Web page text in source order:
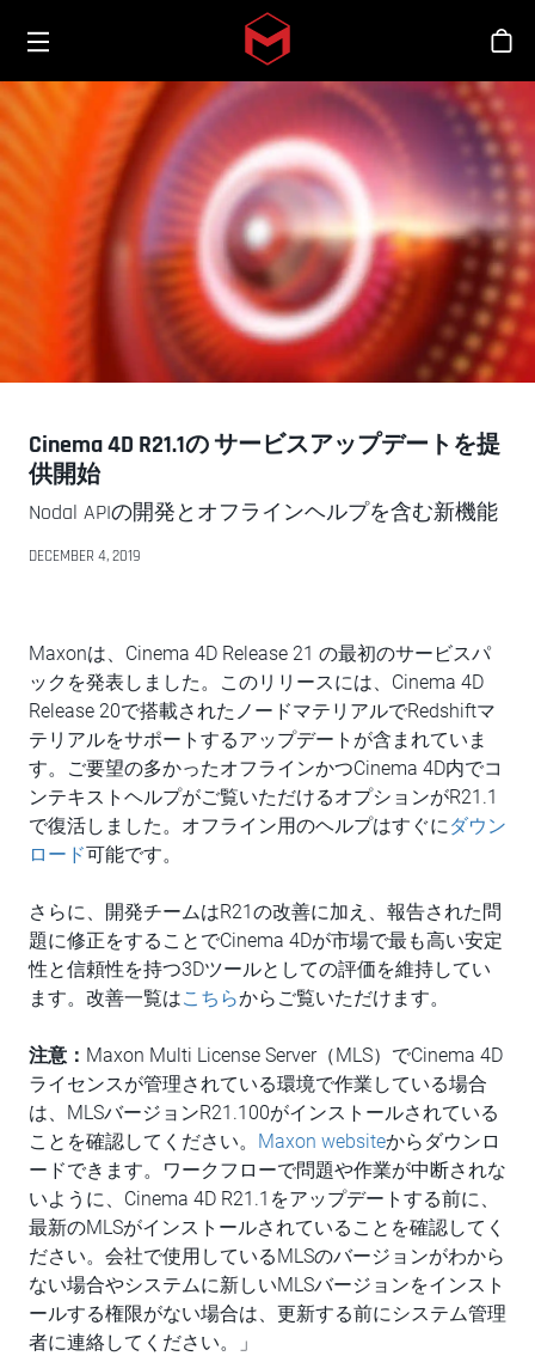
Skip to main content
Toggle menu
シ
Cinema 4D R21.1の サービスアップデートを提
供開始
Nodal APIの開発とオフラインヘルプを含む新機能
DECEMBER 4, 2019
Maxonは、Cinema 4D Release 21 の最初のサービスパ
ックを発表しました。このリリースには、Cinema 4D
Release 20で搭載されたノードマテリアルでRedshiftマ
テリアルをサポートするアップデートが含まれていま
す。ご要望の多かったオフラインかつCinema 4D内でコ
ンテキストヘルプがご覧いただけるオプションがR21.1
で復活しました。オフライン用のヘルプはすぐにダウン
ロード可能です。
さらに、開発チームはR21の改善に加え、報告された問
題に修正をすることでCinema 4Dが市場で最も高い安定
性と信頼性を持つ3Dツールとしての評価を維持してい
ます。改善一覧はこちらからご覧いただけます。
注意： Maxon Multi License Server（MLS）でCinema 4D
ライセンスが管理されている環境で作業している場合
は、MLSバージョンR21.100がインストールされている
ことを確認してください。 Maxon websiteからダウンロ
ードできます。ワークフローで問題や作業が中断されな
いように、Cinema 4D R21.1をアップデートする前に、
最新のMLSがインストールされていることを確認してく
ださい。会社で使用しているMLSのバージョンがわから
ない場合やシステムに新しいMLSバージョンをインスト
ールする権限がない場合は、更新する前にシステム管理
者に連絡してください。」